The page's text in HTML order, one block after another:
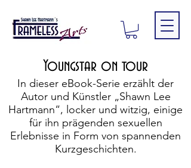
Youngstar on tour
In dieser eBook-Serie erzählt der
Autor und Künstler „Shawn Lee
Hartmann“, locker und witzig, einige
für ihn prägenden sexuellen
Erlebnisse in Form von spannenden
Kurzgeschichten.